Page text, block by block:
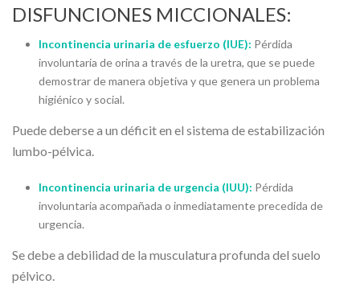
DISFUNCIONES MICCIONALES:
Incontinencia urinaria de esfuerzo (IUE): Pérdida
involuntaria de orina a través de la uretra, que se puede
demostrar de manera objetiva y que genera un problema
higiénico y social.
Puede deberse a un déficit en el sistema de estabilización
lumbo-pélvica.
Incontinencia urinaria de urgencia (IUU): Pérdida
involuntaria acompañada o inmediatamente precedida de
urgencia.
Se debe a debilidad de la musculatura profunda del suelo
pélvico.